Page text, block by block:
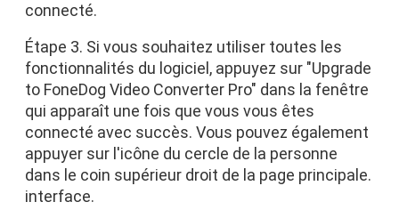
connecté.
Étape 3. Si vous souhaitez utiliser toutes les
fonctionnalités du logiciel, appuyez sur "Upgrade
to FoneDog Video Converter Pro" dans la fenêtre
qui apparaît une fois que vous vous êtes
connecté avec succès. Vous pouvez également
appuyer sur l'icône du cercle de la personne
dans le coin supérieur droit de la page principale.
interface.